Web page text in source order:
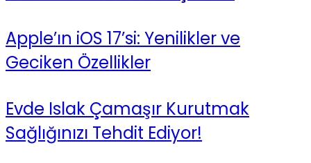
Apple’ın iOS 17’si: Yenilikler ve
Geciken Özellikler
Evde Islak Çamaşır Kurutmak
Sağlığınızı Tehdit Ediyor!